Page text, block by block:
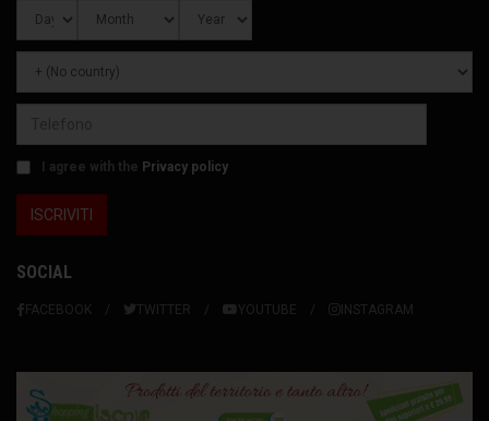
I agree with the Privacy policy
SOCIAL
FACEBOOK TWITTER YOUTUBE INSTAGRAM